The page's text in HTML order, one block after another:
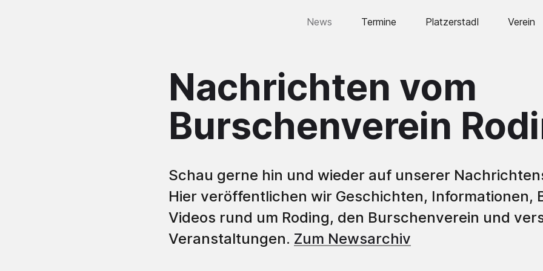
News Termine Platzerstadl Verein
Humpen
Fahne
Nachrichten vom
Burschenverein
Schau gerne hin und wieder auf unserer
Hier veröffentlichen wir Geschichten, Informationen,
Videos rund um Roding, den Burschenverein und
Veranstaltungen. Zum Newsarchiv